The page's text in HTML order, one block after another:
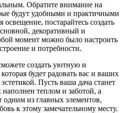
Обратите внимание на
будут удобными и практичными
постарайтесь создать
декоративный и
момент можно было настроить
и потребности.
создать уютную и
будет радовать вас и ваших
Пусть ваша дача станет
теплом и заботой, а
одним из главных элементов,
к этому замечательному месту.